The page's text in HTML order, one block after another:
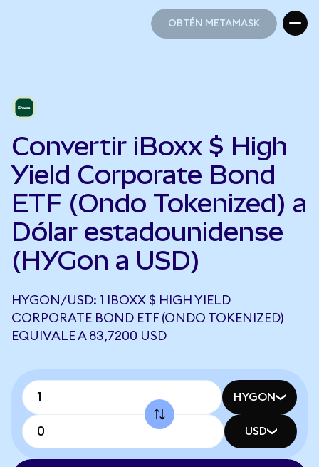
OBTÉN METAMASK
Convertir iBoxx $ High
Yield Corporate Bond
ETF (Ondo Tokenized) a
Dólar estadounidense
(HYGon a USD)
HYGON/USD: 1 IBOXX $ HIGH YIELD
CORPORATE BOND ETF (ONDO TOKENIZED)
EQUIVALE A 83,7200 USD
HYGON
USD